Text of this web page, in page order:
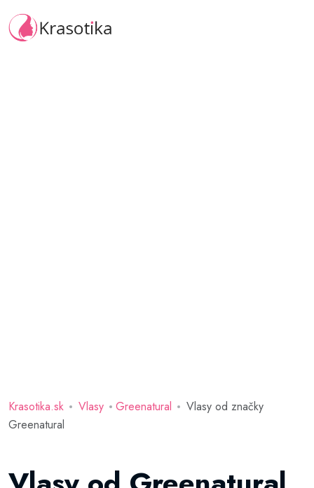
Krasotika.sk Vlasy Greenatural
Vlasy od značky
Greenatural